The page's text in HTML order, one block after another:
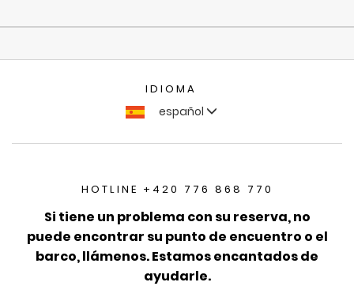
IDIOMA
español
HOTLINE +420 776 868 770
Si tiene un problema con su reserva, no
puede encontrar su punto de encuentro o el
barco, llámenos. Estamos encantados de
ayudarle.